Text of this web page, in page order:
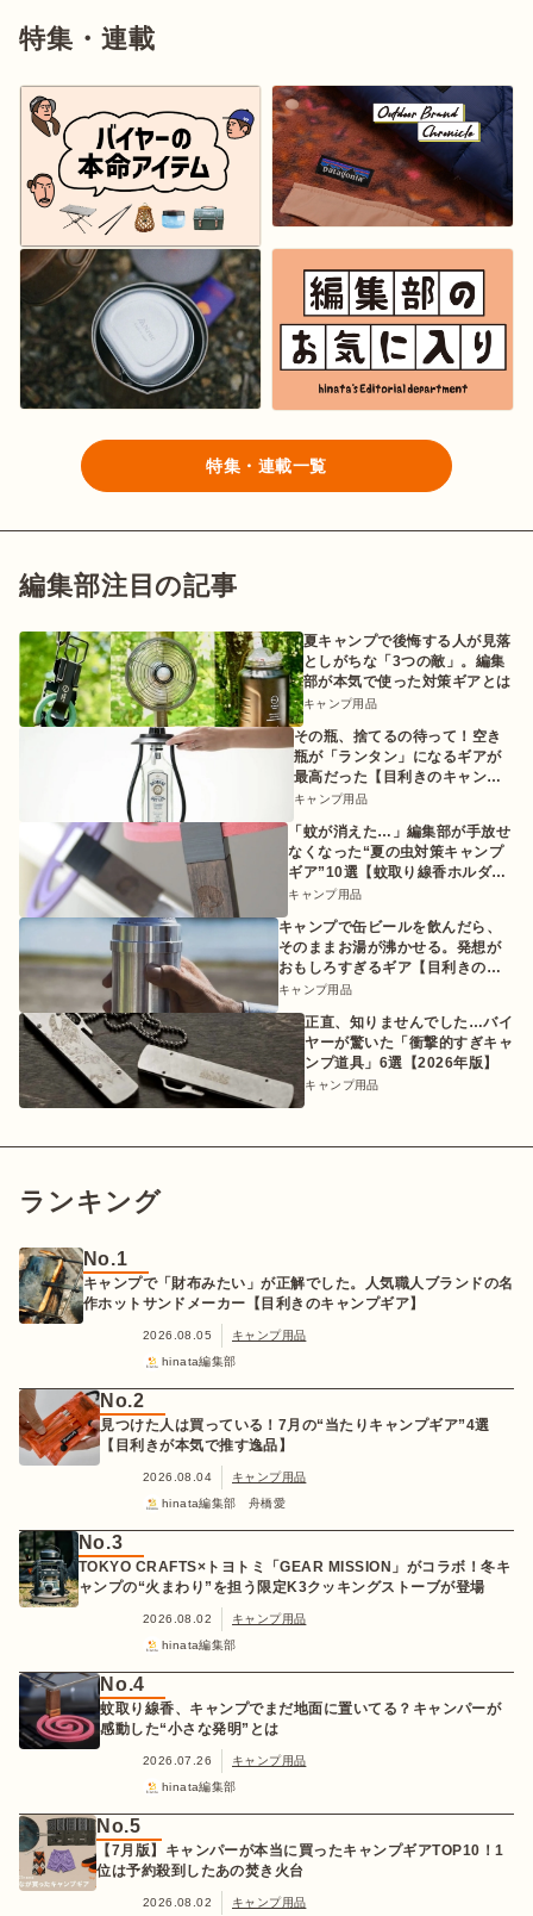
特集・連載
特集・連載一覧
編集部注目の記事
夏キャンプで後悔する人が見落
としがちな「3つの敵」。編集
部が本気で使った対策ギアとは
キャンプ用品
その瓶、捨てるの待って！空き
瓶が「ランタン」になるギアが
最高だった【目利きのキャンプ
ギア】
キャンプ用品
「蚊が消えた…」編集部が手放せ
なくなった“夏の虫対策キャンプ
ギア”10選【蚊取り線香ホルダー
etc.】
キャンプ用品
キャンプで缶ビールを飲んだら、
そのままお湯が沸かせる。発想が
おもしろすぎるギア【目利きのキ
ャンプギア】
キャンプ用品
正直、知りませんでした…バイ
ヤーが驚いた「衝撃的すぎキャ
ンプ道具」6選【2026年版】
キャンプ用品
ランキング
No.1
キャンプで「財布みたい」が正解でした。人気職人ブランドの名
作ホットサンドメーカー【目利きのキャンプギア】
2026.08.05
キャンプ用品
hinata編集部
No.2
見つけた人は買っている！7月の“当たりキャンプギア”4選
【目利きが本気で推す逸品】
2026.08.04
キャンプ用品
hinata編集部 舟橋愛
No.3
TOKYO CRAFTS×トヨトミ「GEAR MISSION」がコラボ！冬キ
ャンプの“火まわり”を担う限定K3クッキングストーブが登場
2026.08.02
キャンプ用品
hinata編集部
No.4
蚊取り線香、キャンプでまだ地面に置いてる？キャンパーが
感動した“小さな発明”とは
2026.07.26
キャンプ用品
hinata編集部
No.5
【7月版】キャンパーが本当に買ったキャンプギアTOP10！1
位は予約殺到したあの焚き火台
2026.08.02
キャンプ用品